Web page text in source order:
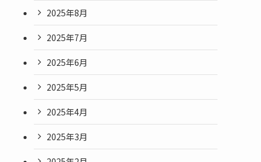
2025年8月
2025年7月
2025年6月
2025年5月
2025年4月
2025年3月